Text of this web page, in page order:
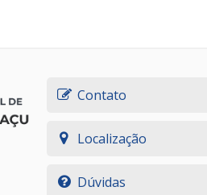
Contato
Localização
Dúvidas